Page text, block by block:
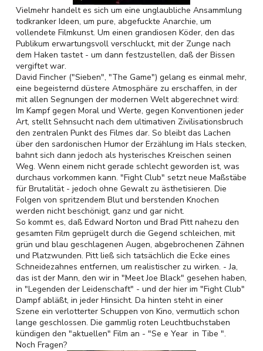
Vielmehr handelt es sich um eine unglaubliche Ansammlung
todkranker Ideen, um pure, abgefuckte Anarchie, um
vollendete Filmkunst. Um einen grandiosen Köder, den das
Publikum erwartungsvoll verschluckt, mit der Zunge nach
dem Haken tastet - um dann festzustellen, daß der Bissen
vergiftet war.
David Fincher ("Sieben", "The Game") gelang es einmal mehr,
eine begeisternd düstere Atmosphäre zu erschaffen, in der
mit allen Segnungen der modernen Welt abgerechnet wird:
Im Kampf gegen Moral und Werte, gegen Konventionen jeder
Art, stellt Sehnsucht nach dem ultimativen Zivilisationsbruch
den zentralen Punkt des Filmes dar. So bleibt das Lachen
über den sardonischen Humor der Erzählung im Hals stecken,
bahnt sich dann jedoch als hysterisches Kreischen seinen
Weg. Wenn einem nicht gerade schlecht geworden ist, was
durchaus vorkommen kann. "Fight Club" setzt neue Maßstäbe
für Brutalität - jedoch ohne Gewalt zu ästhetisieren. Die
Folgen von spritzendem Blut und berstenden Knochen
werden nicht beschönigt, ganz und gar nicht.
So kommt es, daß Edward Norton und Brad Pitt nahezu den
gesamten Film geprügelt durch die Gegend schleichen, mit
grün und blau geschlagenen Augen, abgebrochenen Zähnen
und Platzwunden. Pitt ließ sich tatsächlich die Ecke eines
Schneidezahnes entfernen, um realistischer zu wirken. - Ja,
das ist der Mann, den wir in "Meet Joe Black" gesehen haben,
in "Legenden der Leidenschaft" - und der hier im "Fight Club"
Dampf abläßt, in jeder Hinsicht. Da hinten steht in einer
Szene ein verlotterter Schuppen von Kino, vermutlich schon
lange geschlossen. Die gammlig roten Leuchtbuchstaben
kündigen den "aktuellen" Film an - "Se e Year in Tibe ".
Noch Fragen?